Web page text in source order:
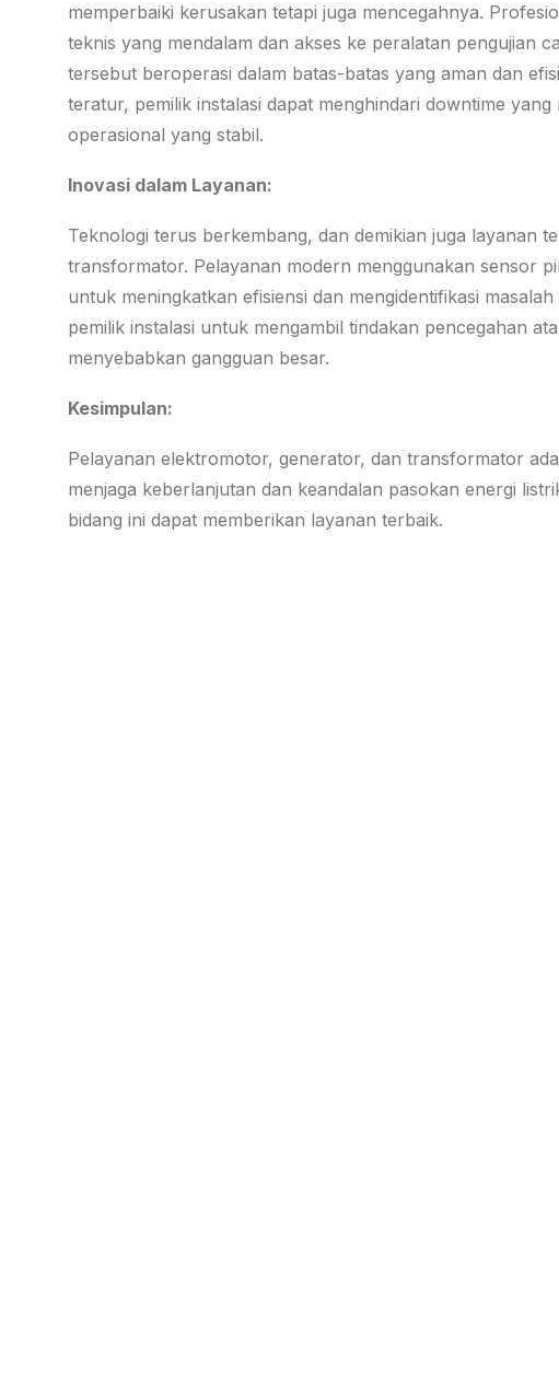
memperbaiki kerusakan tetapi juga mencegahnya.
teknis yang mendalam dan akses ke peralatan pengujian
tersebut beroperasi dalam batas-batas yang aman dan
teratur, pemilik instalasi dapat menghindari downtime
operasional yang stabil.
Inovasi dalam Layanan:
Teknologi terus berkembang, dan demikian juga layanan
transformator. Pelayanan modern menggunakan sensor
untuk meningkatkan efisiensi dan mengidentifikasi
pemilik instalasi untuk mengambil tindakan pencegahan
menyebabkan gangguan besar.
Kesimpulan:
Pelayanan elektromotor, generator, dan transformator
menjaga keberlanjutan dan keandalan pasokan energi
bidang ini dapat memberikan layanan terbaik.